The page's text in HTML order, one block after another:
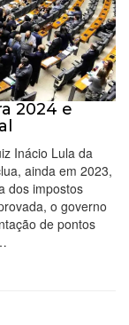
2024 e
Inácio Lula da
ainda em 2023,
dos impostos
o governo
de pontos